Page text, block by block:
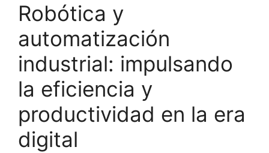
Robótica y
automatización
industrial: impulsando
la eficiencia y
productividad en la era
digital